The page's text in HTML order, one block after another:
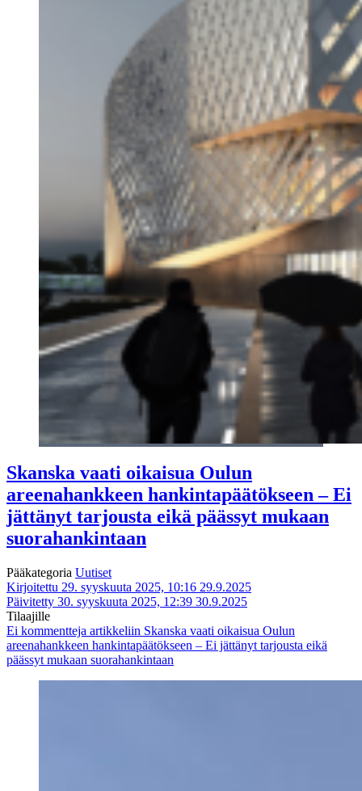
Skanska vaati oikaisua Oulun
areenahankkeen hankintapäätökseen – Ei
jättänyt tarjousta eikä päässyt mukaan
suorahankintaan
Pääkategoria Uutiset
Kirjoitettu 29. syyskuuta 2025, 10:16 29.9.2025
Päivitetty 30. syyskuuta 2025, 12:39 30.9.2025
Tilaajille
Ei kommentteja artikkeliin Skanska vaati oikaisua Oulun
areenahankkeen hankintapäätökseen – Ei jättänyt tarjousta eikä
päässyt mukaan suorahankintaan